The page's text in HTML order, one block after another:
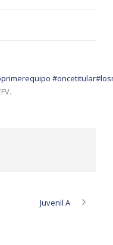
#oncetitular
Juvenil A